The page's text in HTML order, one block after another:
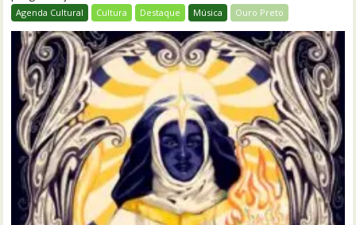
Agenda Cultural Cultura Destaque Música Ouro Preto